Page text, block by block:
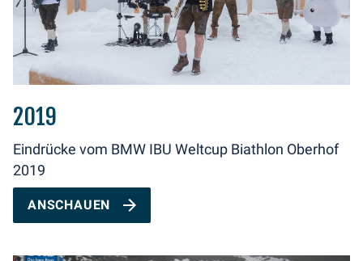
2019
Eindrücke vom BMW IBU Weltcup Biathlon Oberhof
2019
ANSCHAUEN